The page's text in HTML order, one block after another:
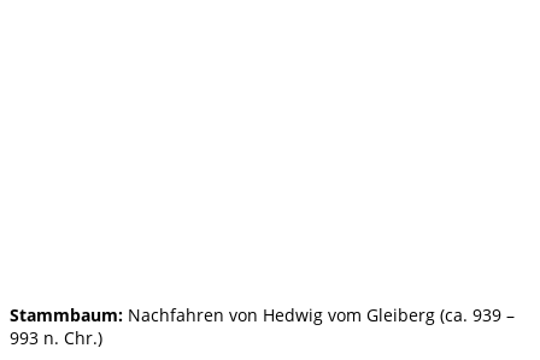
Stammbaum: Nachfahren von Hedwig vom Gleiberg (ca. 939 –
993 n. Chr.)